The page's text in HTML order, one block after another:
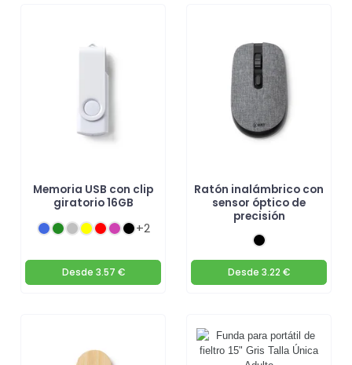
Memoria USB con clip
giratorio 16GB
+2
Desde 3.57 €
Ratón inalámbrico con
sensor óptico de
precisión
Desde 3.22 €